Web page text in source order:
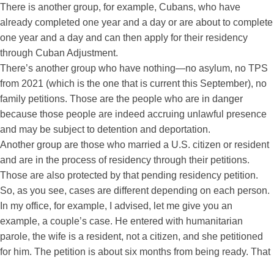
There is another group, for example, Cubans, who have
already completed one year and a day or are about to complete
one year and a day and can then apply for their residency
through Cuban Adjustment.
There’s another group who have nothing—no asylum, no TPS
from 2021 (which is the one that is current this September), no
family petitions. Those are the people who are in danger
because those people are indeed accruing unlawful presence
and may be subject to detention and deportation.
Another group are those who married a U.S. citizen or resident
and are in the process of residency through their petitions.
Those are also protected by that pending residency petition.
So, as you see, cases are different depending on each person.
In my office, for example, I advised, let me give you an
example, a couple’s case. He entered with humanitarian
parole, the wife is a resident, not a citizen, and she petitioned
for him. The petition is about six months from being ready. That